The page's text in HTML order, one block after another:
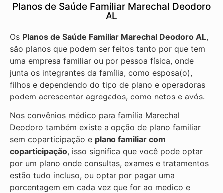
Planos de Saúde Familiar Marechal Deodoro
AL
Os Planos de Saúde Familiar Marechal Deodoro AL,
são planos que podem ser feitos tanto por que tem
uma empresa familiar ou por pessoa física, onde
junta os integrantes da família, como esposa(o),
filhos e dependendo do tipo de plano e operadoras
podem acrescentar agregados, como netos e avós.
Nos convênios médico para família Marechal
Deodoro também existe a opção de plano familiar
sem coparticipação e plano familiar com
coparticipação, isso significa que você pode optar
por um plano onde consultas, exames e tratamentos
estão tudo incluso, ou optar por pagar uma
porcentagem em cada vez que for ao medico e